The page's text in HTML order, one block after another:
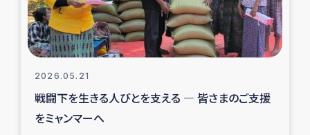
2026.05.21
戦闘下を生きる人びとを支える ― 皆さまのご支援
をミャンマーへ